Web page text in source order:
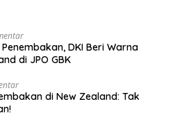
DKI Beri Warna
di JPO GBK
di New Zealand: Tak